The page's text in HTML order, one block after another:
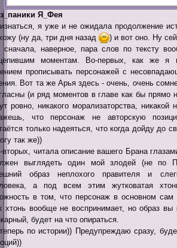
Я_Фея
я уже и не ожидала продолжение
(ну да, три дня назад
) и вот оно. Ну
сначала, наверное, пара слов по тексту
моментам. Во-первых, как же я
прописывать персонажей с
Вот та же Арья здесь - очень, очень
(и ряд моментов в главе как бы прямо
ровно, никакого морализаторства, никакой
что персонаж не авторскую
только надеяться, что когда дойду до
так же))
вторых, читала описание вашего Брана
выглядеть один мой злодей (не по
образ неплохого правителя и
а под всем этим жутковатая
в том, что персонаж в основном сам
хтонь вообще не воспринимает, но образ
будет на что опираться.
по истории)) Предупреждаю сразу,